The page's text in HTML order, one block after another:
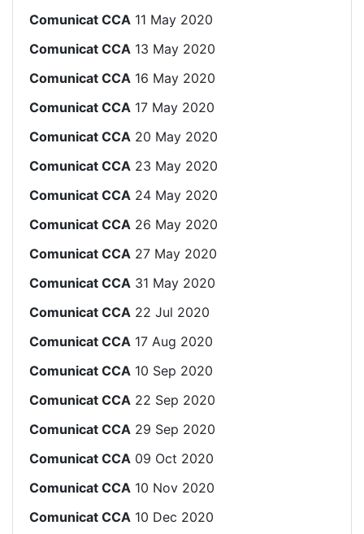
Comunicat CCA 11 May 2020
Comunicat CCA 13 May 2020
Comunicat CCA 16 May 2020
Comunicat CCA 17 May 2020
Comunicat CCA 20 May 2020
Comunicat CCA 23 May 2020
Comunicat CCA 24 May 2020
Comunicat CCA 26 May 2020
Comunicat CCA 27 May 2020
Comunicat CCA 31 May 2020
Comunicat CCA 22 Jul 2020
Comunicat CCA 17 Aug 2020
Comunicat CCA 10 Sep 2020
Comunicat CCA 22 Sep 2020
Comunicat CCA 29 Sep 2020
Comunicat CCA 09 Oct 2020
Comunicat CCA 10 Nov 2020
Comunicat CCA 10 Dec 2020